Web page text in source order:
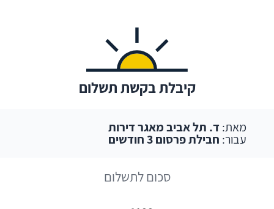
קיבלת בקשת תשלום
מאת: ד. תל אביב מאגר דירות
עבור: חבילת פרסום 3 חודשים
סכום לתשלום